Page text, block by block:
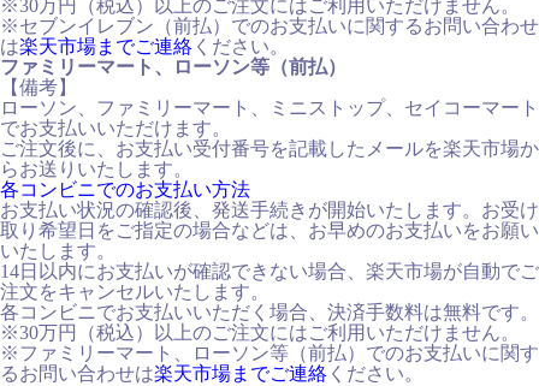
※30万円（税込）以上のご注文にはご利用いただけません。
※セブンイレブン（前払）でのお支払いに関するお問い合わせ
は楽天市場までご連絡 ください。
ファミリーマート、ローソン等（前払）
【備考】
ローソン、ファミリーマート、ミニストップ、セイコーマート
でお支払いいただけます。
ご注文後に、お支払い受付番号を記載したメールを楽天市場か
らお送りいたします。
各コンビニでのお支払い方法
お支払い状況の確認後、発送手続きが開始いたします。お受け
取り希望日をご指定の場合などは、お早めのお支払いをお願い
いたします。
14日以内にお支払いが確認できない場合、楽天市場が自動でご
注文をキャンセルいたします。
各コンビニでお支払いいただく場合、決済手数料は無料です。
※30万円（税込）以上のご注文にはご利用いただけません。
※ファミリーマート、ローソン等（前払）でのお支払いに関す
るお問い合わせは楽天市場までご連絡 ください。